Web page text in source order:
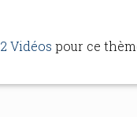
2 Vidéos pour ce